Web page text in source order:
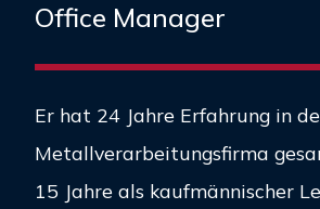
Office Manager
Er hat 24 Jahre Erfahrung in
Metallverarbeitungsfirma
15 Jahre als kaufmännischer